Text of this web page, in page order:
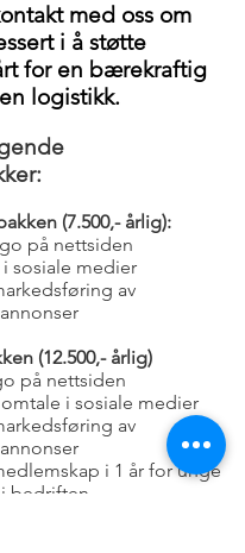
med oss om
i å støtte
for en bærekraftig
logistikk.
(7.500,- årlig):
på nettsiden
sosiale medier
av
(12.500,- årlig)
på nettsiden
i sosiale medier
av
i 1 år for unge
bedriften